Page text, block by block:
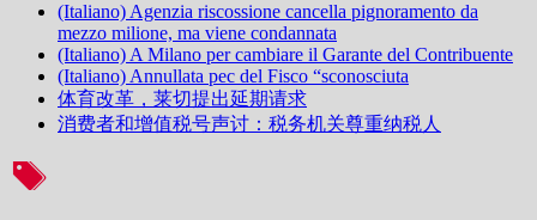
(Italiano) Agenzia riscossione cancella pignoramento da
mezzo milione, ma viene condannata
(Italiano) A Milano per cambiare il Garante del Contribuente
(Italiano) Annullata pec del Fisco “sconosciuta
体育改革，莱切提出延期请求
消费者和增值税号声讨：税务机关尊重纳税人